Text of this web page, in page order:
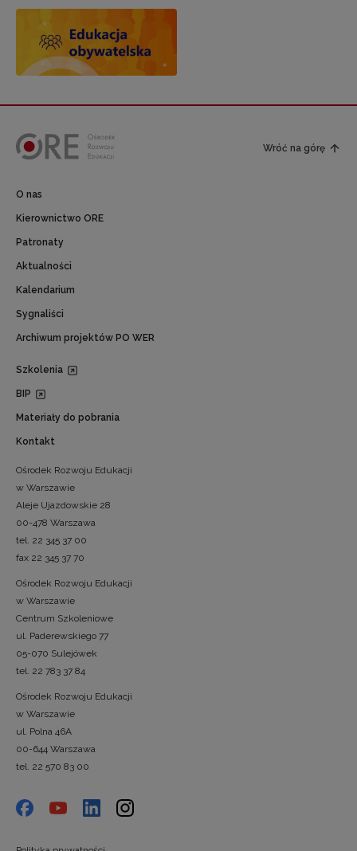
Wróć na górę
O nas
Kierownictwo ORE
Patronaty
Aktualności
Kalendarium
Sygnaliści
Archiwum projektów PO WER
Szkolenia
BIP
Materiały do pobrania
Kontakt
Ośrodek Rozwoju Edukacji
w Warszawie
Aleje Ujazdowskie 28
00-478 Warszawa
tel. 22 345 37 00
fax 22 345 37 70
Ośrodek Rozwoju Edukacji
w Warszawie
Centrum Szkoleniowe
ul. Paderewskiego 77
05-070 Sulejówek
tel. 22 783 37 84
Ośrodek Rozwoju Edukacji
w Warszawie
ul. Polna 46A
00-644 Warszawa
tel. 22 570 83 00